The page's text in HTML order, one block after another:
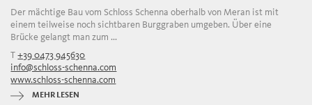
Der mächtige Bau vom Schloss Schenna oberhalb von Meran ist mit
einem teilweise noch sichtbaren Burggraben umgeben. Über eine
Brücke gelangt man zum ...
T+39 0473 945630
info@schloss-schenna.com
www.schloss-schenna.com
MEHR LESEN